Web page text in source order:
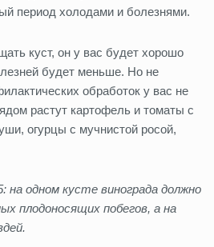
период холодами и болезнями.
куст, он у вас будет хорошо
будет меньше. Но не
обработок у вас не
растут картофель и томаты с
огурцы с мучнистой росой,
на одном кусте винограда должно
плодоносящих побегов, а на